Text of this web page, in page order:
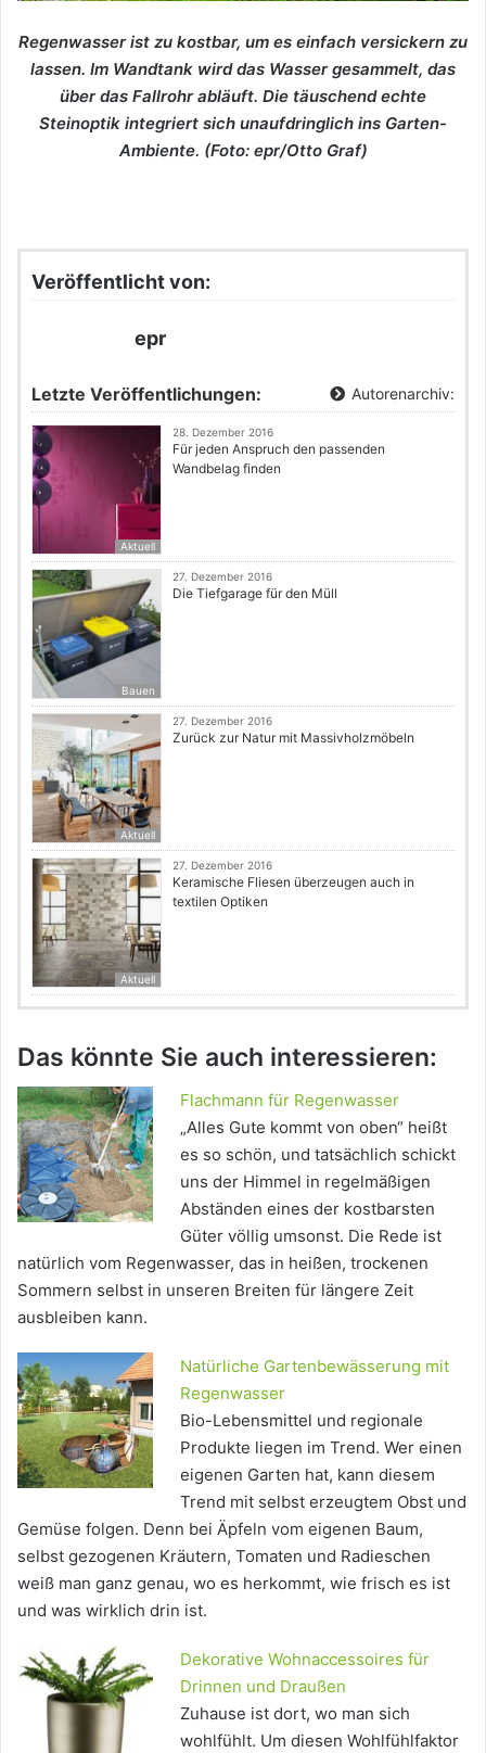
Regenwasser ist zu kostbar, um es einfach versickern zu
lassen. Im Wandtank wird das Wasser gesammelt, das
über das Fallrohr abläuft. Die täuschend echte
Steinoptik integriert sich unaufdringlich ins Garten-
Ambiente. (Foto: epr/Otto Graf)
Veröffentlicht von:
epr
Letzte Veröffentlichungen: Autorenarchiv:
Aktuell
28. Dezember 2016
Für jeden Anspruch den passenden
Wandbelag finden
Bauen
27. Dezember 2016
Die Tiefgarage für den Müll
Aktuell
27. Dezember 2016
Zurück zur Natur mit Massivholzmöbeln
Aktuell
27. Dezember 2016
Keramische Fliesen überzeugen auch in
textilen Optiken
Das könnte Sie auch interessieren:
Flachmann für Regenwasser
„Alles Gute kommt von oben“ heißt
es so schön, und tatsächlich schickt
uns der Himmel in regelmäßigen
Abständen eines der kostbarsten
Güter völlig umsonst. Die Rede ist
natürlich vom Regenwasser, das in heißen, trockenen
Sommern selbst in unseren Breiten für längere Zeit
ausbleiben kann.
Natürliche Gartenbewässerung mit
Regenwasser
Bio-Lebensmittel und regionale
Produkte liegen im Trend. Wer einen
eigenen Garten hat, kann diesem
Trend mit selbst erzeugtem Obst und
Gemüse folgen. Denn bei Äpfeln vom eigenen Baum,
selbst gezogenen Kräutern, Tomaten und Radieschen
weiß man ganz genau, wo es herkommt, wie frisch es ist
und was wirklich drin ist.
Dekorative Wohnaccessoires für
Drinnen und Draußen
Zuhause ist dort, wo man sich
wohlfühlt. Um diesen Wohlfühlfaktor